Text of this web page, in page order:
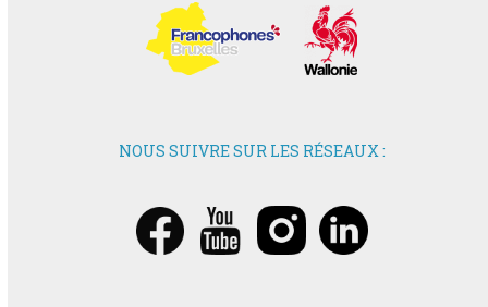
NOUS SUIVRE SUR LES RÉSEAUX :